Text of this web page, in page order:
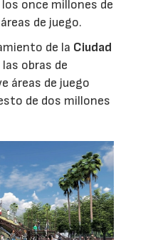
los once millones de
de juego.
de la Ciudad
obras de
áreas de juego
de dos millones